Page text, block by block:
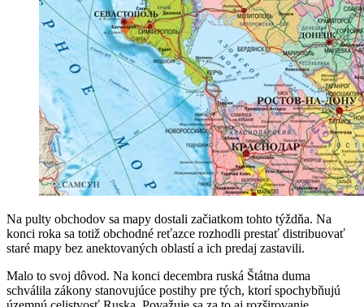
Na pulty obchodov sa mapy dostali začiatkom tohto týždňa. Na
konci roka sa totiž obchodné reťazce rozhodli prestať distribuovať
staré mapy bez anektovaných oblastí a ich predaj zastavili.
Malo to svoj dôvod. Na konci decembra ruská Štátna duma
schválila zákony stanovujúce postihy pre tých, ktorí spochybňujú